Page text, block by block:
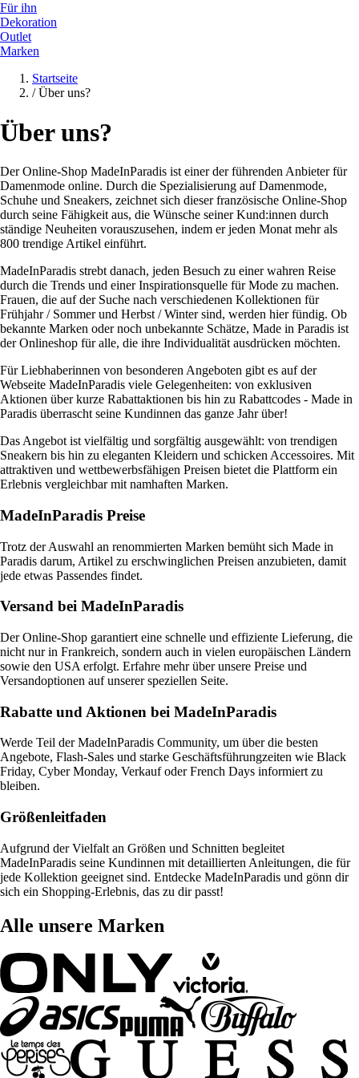
Für ihn
Dekoration
Outlet
Marken
Startseite
/ Über uns?
Über uns?
Der Online-Shop MadeInParadis ist einer der führenden Anbieter für
Damenmode online. Durch die Spezialisierung auf Damenmode,
Schuhe und Sneakers, zeichnet sich dieser französische Online-Shop
durch seine Fähigkeit aus, die Wünsche seiner Kund:innen durch
ständige Neuheiten vorauszusehen, indem er jeden Monat mehr als
800 trendige Artikel einführt.
MadeInParadis strebt danach, jeden Besuch zu einer wahren Reise
durch die Trends und einer Inspirationsquelle für Mode zu machen.
Frauen, die auf der Suche nach verschiedenen Kollektionen für
Frühjahr / Sommer und Herbst / Winter sind, werden hier fündig. Ob
bekannte Marken oder noch unbekannte Schätze, Made in Paradis ist
der Onlineshop für alle, die ihre Individualität ausdrücken möchten.
Für Liebhaberinnen von besonderen Angeboten gibt es auf der
Webseite MadeInParadis viele Gelegenheiten: von exklusiven
Aktionen über kurze Rabattaktionen bis hin zu Rabattcodes - Made in
Paradis überrascht seine Kundinnen das ganze Jahr über!
Das Angebot ist vielfältig und sorgfältig ausgewählt: von trendigen
Sneakern bis hin zu eleganten Kleidern und schicken Accessoires. Mit
attraktiven und wettbewerbsfähigen Preisen bietet die Plattform ein
Erlebnis vergleichbar mit namhaften Marken.
MadeInParadis Preise
Trotz der Auswahl an renommierten Marken bemüht sich Made in
Paradis darum, Artikel zu erschwinglichen Preisen anzubieten, damit
jede etwas Passendes findet.
Versand bei MadeInParadis
Der Online-Shop garantiert eine schnelle und effiziente Lieferung, die
nicht nur in Frankreich, sondern auch in vielen europäischen Ländern
sowie den USA erfolgt. Erfahre mehr über unsere Preise und
Versandoptionen auf unserer speziellen Seite.
Rabatte und Aktionen bei MadeInParadis
Werde Teil der MadeInParadis Community, um über die besten
Angebote, Flash-Sales und starke Geschäftsführungzeiten wie Black
Friday, Cyber Monday, Verkauf oder French Days informiert zu
bleiben.
Größenleitfaden
Aufgrund der Vielfalt an Größen und Schnitten begleitet
MadeInParadis seine Kundinnen mit detaillierten Anleitungen, die für
jede Kollektion geeignet sind. Entdecke MadeInParadis und gönn dir
sich ein Shopping-Erlebnis, das zu dir passt!
Alle unsere Marken